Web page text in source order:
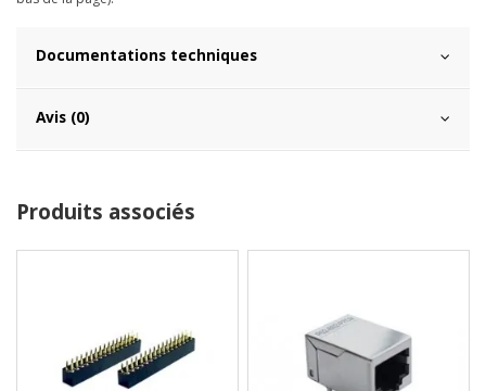
Documentations techniques
Avis (0)
Produits associés